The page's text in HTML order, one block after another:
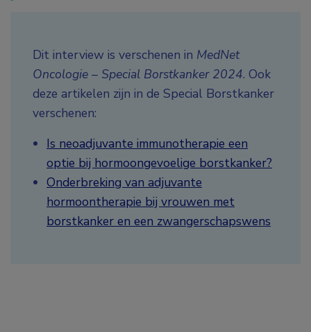
Dit interview is verschenen in MedNet
Oncologie – Special Borstkanker 2024. Ook
deze artikelen zijn in de Special Borstkanker
verschenen:
Is neoadjuvante immunotherapie een
optie bij hormoongevoelige borstkanker?
Onderbreking van adjuvante
hormoontherapie bij vrouwen met
borstkanker en een zwangerschapswens